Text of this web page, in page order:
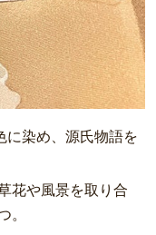
に染め、源氏物語を
花や風景を取り合
。